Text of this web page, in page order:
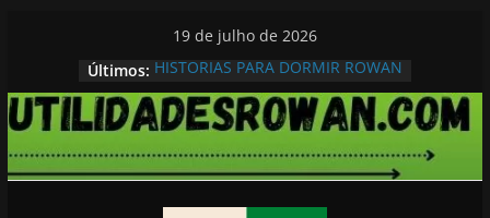
conteúdo
19 de julho de 2026
Últimos: HISTORIAS PARA DORMIR ROWAN